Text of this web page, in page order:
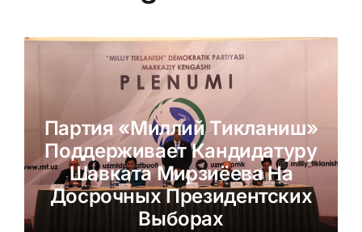
Партия «Миллий Тикланиш»
Поддерживает Кандидатуру
Шавката Мирзиёева На
Досрочных Президентских
Выборах